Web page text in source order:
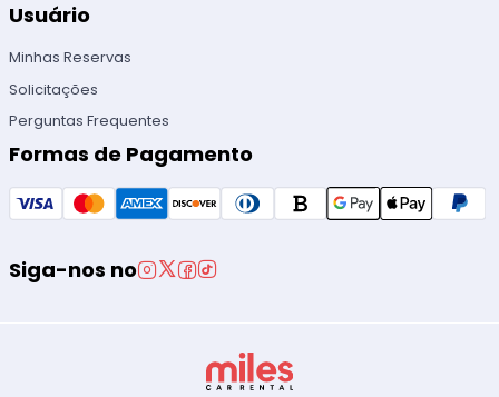
Usuário
Minhas Reservas
Solicitações
Perguntas Frequentes
Formas de Pagamento
Siga-nos no